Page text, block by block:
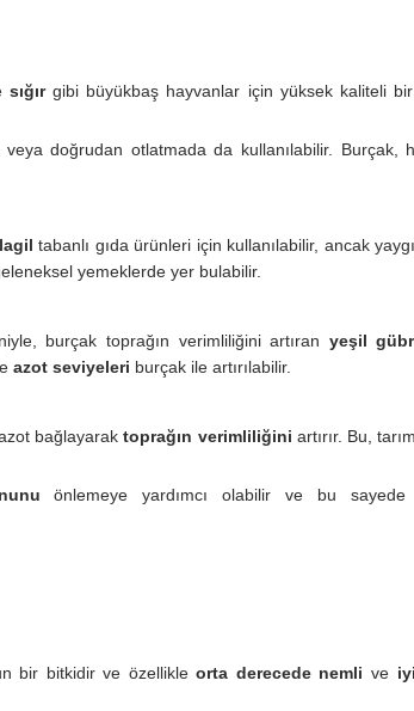
sığırgibi büyükbaş hayvanlar için yüksek kaliteli
veya doğrudan otlatmada da kullanılabilir. Burçak,
tabanlı gıda ürünleri için kullanılabilir, ancak
yemeklerde yer bulabilir.
burçak toprağın verimliliğini artıran yeşil
azot seviyeleri burçak ile artırılabilir.
bağlayaraktoprağın verimliliğini artırır. Bu,
önlemeye yardımcı olabilir ve bu sayede
bir bitkidir ve özellikleorta derecede nemli ve